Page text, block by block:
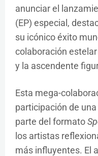
anunciar el
(EP) especial,
su icónico éxito
colaboración
y la ascendente
Esta mega-
participación de
parte del formato
los artistas
más influyentes. El